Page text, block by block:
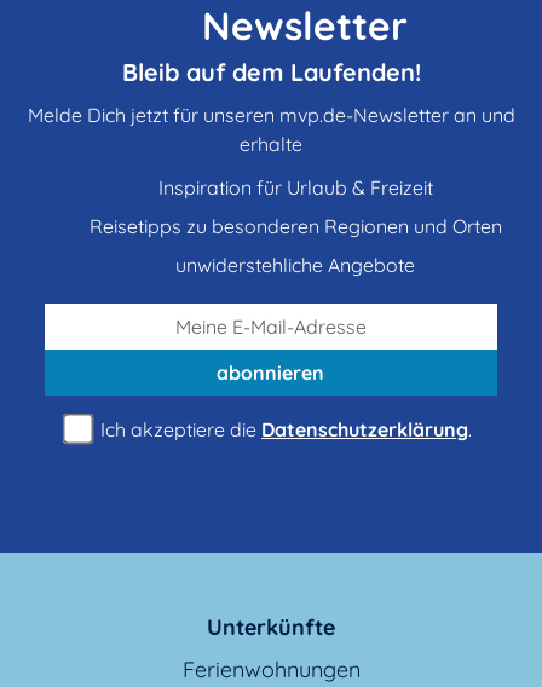
Newsletter
Bleib auf dem Laufenden!
Melde Dich jetzt für unseren mvp.de-Newsletter an und
erhalte
Inspiration für Urlaub & Freizeit
Reisetipps zu besonderen Regionen und Orten
unwiderstehliche Angebote
abonnieren
Ich akzeptiere die Datenschutzerklärung.
Unterkünfte
Ferienwohnungen